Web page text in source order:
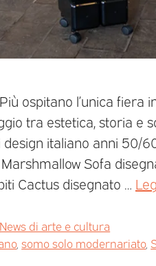
ospitano l’unica fiera
tra estetica, storia e
italiano anni 50/
Sofa
Cactus disegnato …
News di arte e cultura
,somo solo modernariato,